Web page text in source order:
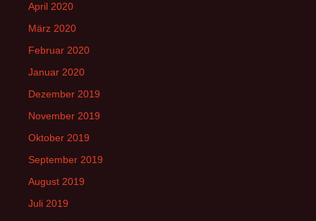
April 2020
März 2020
Februar 2020
Januar 2020
Dezember 2019
November 2019
Oktober 2019
September 2019
August 2019
Juli 2019